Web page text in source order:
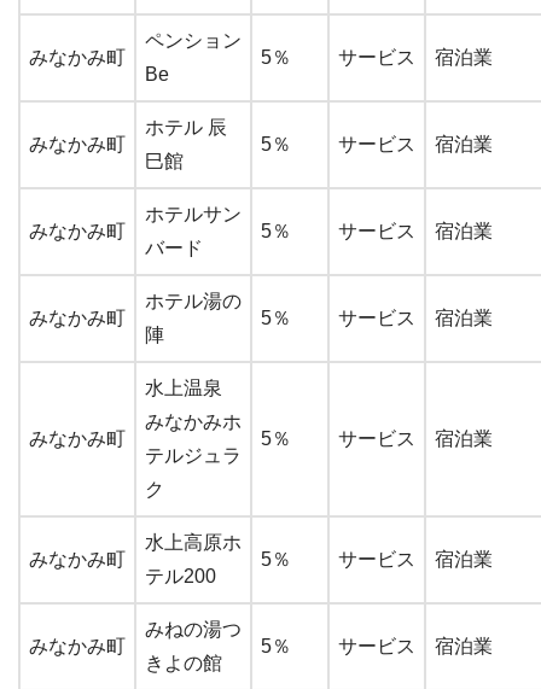
みなかみ町
ペンション
Be
5％ サービス 宿泊業
みなかみ町
ホテル 辰
巳館
5％ サービス 宿泊業
みなかみ町
ホテルサン
バード
5％ サービス 宿泊業
みなかみ町
ホテル湯の
陣
5％ サービス 宿泊業
みなかみ町
水上温泉
みなかみホ
テルジュラ
ク
5％ サービス 宿泊業
みなかみ町
水上高原ホ
テル200
5％ サービス 宿泊業
みなかみ町
みねの湯つ
きよの館
5％ サービス 宿泊業